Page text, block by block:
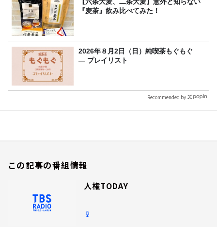
【六条大麦、二条大麦】意外と知らない
『麦茶』飲み比べてみた！
2026年８月2日（日）純喫茶もぐもぐ
― プレイリスト
Recommended by
この記事の番組情報
人権TODAY